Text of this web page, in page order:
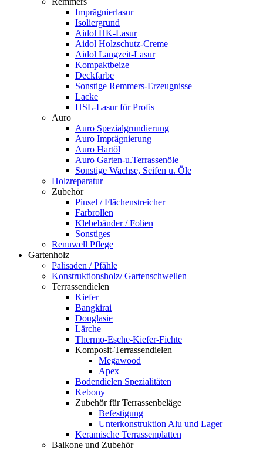
Imprägnierlasur
Isoliergrund
Aidol HK-Lasur
Aidol Holzschutz-Creme
Aidol Langzeit-Lasur
Kompaktbeize
Deckfarbe
Sonstige Remmers-Erzeugnisse
Lacke
HSL-Lasur für Profis
Auro
Auro Spezialgrundierung
Auro Imprägnierung
Auro Hartöl
Auro Garten-u.Terrassenöle
Sonstige Wachse, Seifen u. Öle
Holzreparatur
Zubehör
Pinsel / Flächenstreicher
Farbrollen
Klebebänder / Folien
Sonstiges
Renuwell Pflege
Gartenholz
Palisaden / Pfähle
Konstruktionsholz/ Gartenschwellen
Terrassendielen
Kiefer
Bangkirai
Douglasie
Lärche
Thermo-Esche-Kiefer-Fichte
Komposit-Terrassendielen
Megawood
Apex
Bodendielen Spezialitäten
Kebony
Zubehör für Terrassenbeläge
Befestigung
Unterkonstruktion Alu und Lager
Keramische Terrassenplatten
Balkone und Zubehör